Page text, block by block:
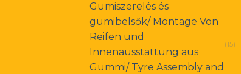
Gumiszerelés és
gumibelsők/ Montage Von
Reifen und
Innenausstattung aus
Gummi/ Tyre Assembly and
(15)